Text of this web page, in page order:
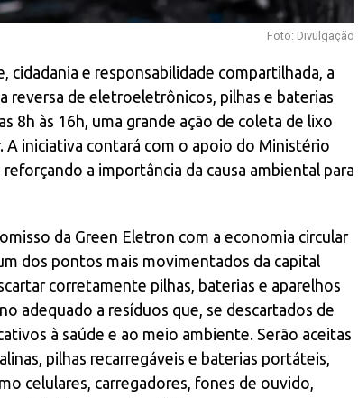
Foto: Divulgação
e responsabilidade compartilhada, a
reversa de eletroeletrônicos, pilhas e baterias
8h às 16h, uma grande ação de coleta de lixo
A iniciativa contará com o apoio do Ministério
a importância da causa ambiental para
da Green Eletron com a economia circular
dos pontos mais movimentados da capital
corretamente pilhas, baterias e aparelhos
adequado a resíduos que, se descartados de
à saúde e ao meio ambiente. Serão aceitas
pilhas recarregáveis e baterias portáteis,
celulares, carregadores, fones de ouvido,